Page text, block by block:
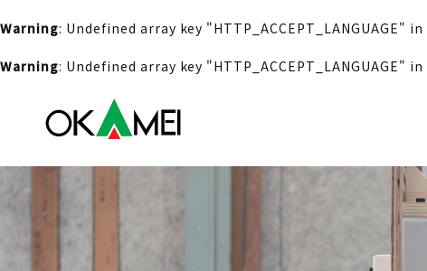
Warning: Undefined array key "HTTP_ACCEPT_LANGUAGE" in
Warning: Undefined array key "HTTP_ACCEPT_LANGUAGE" in